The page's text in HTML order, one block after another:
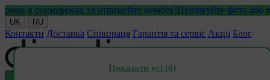
соцмережах та отримуйте кешбек!Публікуйте фото або
UK RU
Контакти Доставка Співпраця Гарантія та сервіс Акції Блог
Показати усі (0)